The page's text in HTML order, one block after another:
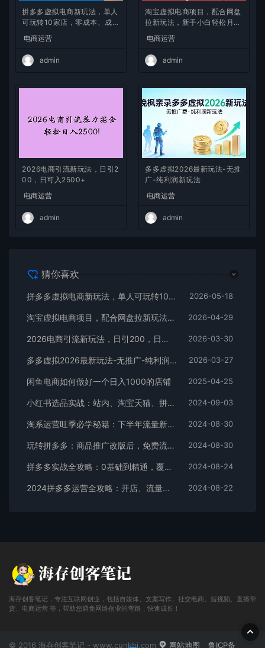
拼多多虚拟电商新玩法，单人
可玩转10家店，零成本、成交
快、转化快，单店单日可盈利
300+
电商运营
admin
淘宝虚拟电商项目，配合网盘
拉新玩法，新手小白轻松月入
过万，外面收费1980的项
目！
电商运营
admin
2026电商引流新玩法，日引2
00，日可入2500+
电商运营
admin
多多虚拟2026最新玩法-无推
广-纯利润新玩法
电商运营
admin
猜你喜欢
拼多多虚拟电商新玩法，单人可玩转10家店，零成本、成交快、转化快，单店单日可盈利300+ 2026-05-18
淘宝虚拟电商项目，配合网盘拉新玩法，新手小白轻松月入过万，外面收费1980的项目！ 2026-04-29
2026电商引流新玩法，日引200，日可入2500+ 2026-03-30
多多虚拟2026最新玩法-无推广-纯利润新玩法 2026-03-27
闲鱼电商如何做好一个日入1000的店铺 2025-04-25
小红书选品实战：站内、淘宝天猫、拼多多，多渠道选品策略 2024-09-03
淘系运营旺季必学秘籍：下半年流量新玩法：搜索+推荐全域收割（无水印） 2024-08-30
玩转拼多多：商品推广改版后，免费流量+货损策略打造爆款新法（无水印） 2024-08-30
拼多多实战全攻略：0基础到精通，覆盖选品、运营、推广、起款 2024-08-24
2024拼多多运营全攻略：开店、流量、营销、推广与商品发布技巧（无水印） 2024-08-22
海存创客笔记，专注互联网创业，包括自媒体、文案写作、社交电商、短视频、直播带
货、电商运营 等，帮助您避免网络创业的弯路，快速成长！
© 2016 海存创客笔记 - www.cunkbj.com 网站地图 鲁ICP备